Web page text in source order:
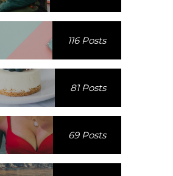
116 Posts
81 Posts
69 Posts